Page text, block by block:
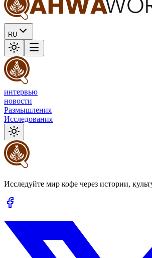
RU
интервью
новости
Размышления
Исследования
Исследуйте мир кофе через истории,